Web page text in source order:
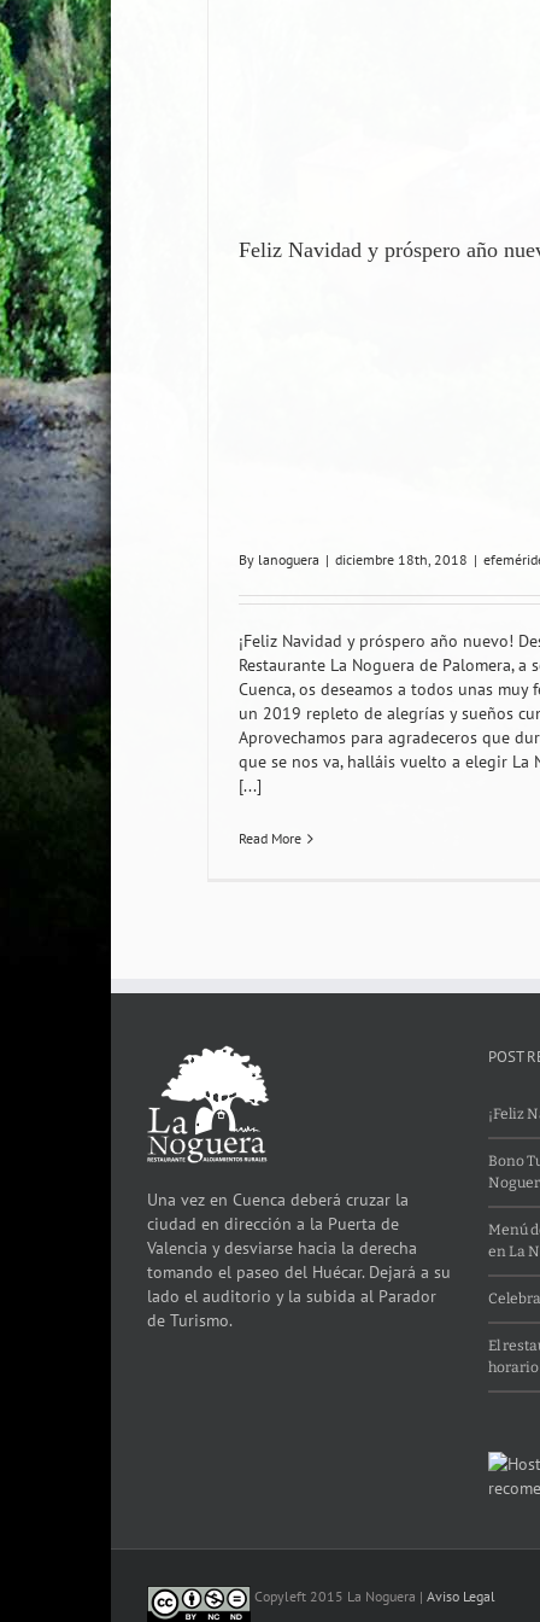
Feliz Navidad y próspero año
By lanoguera | diciembre 18th, 2018 |
¡Feliz Navidad y próspero año nuevo!
Restaurante La Noguera de Palomera, a
Cuenca, os deseamos a todos unas muy
un 2019 repleto de alegrías y sueños
Aprovechamos para agradeceros que
que se nos va, halláis vuelto a elegir La
[...]
Read More
Una vez en Cuenca deberá cruzar la
ciudad en dirección a la Puerta de
Valencia y desviarse hacia la derecha
tomando el paseo del Huécar. Dejará a su
lado el auditorio y la subida al Parador
de Turismo.
POST
¡Feliz
Bono
Menú
en La
El
Copyleft 2015 La Noguera | Aviso Legal